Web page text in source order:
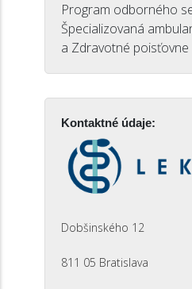
Program odborného
Špecializovaná
a Zdravotné poisťovne
Kontaktné údaje:
Dobšinského 12
811 05 Bratislava